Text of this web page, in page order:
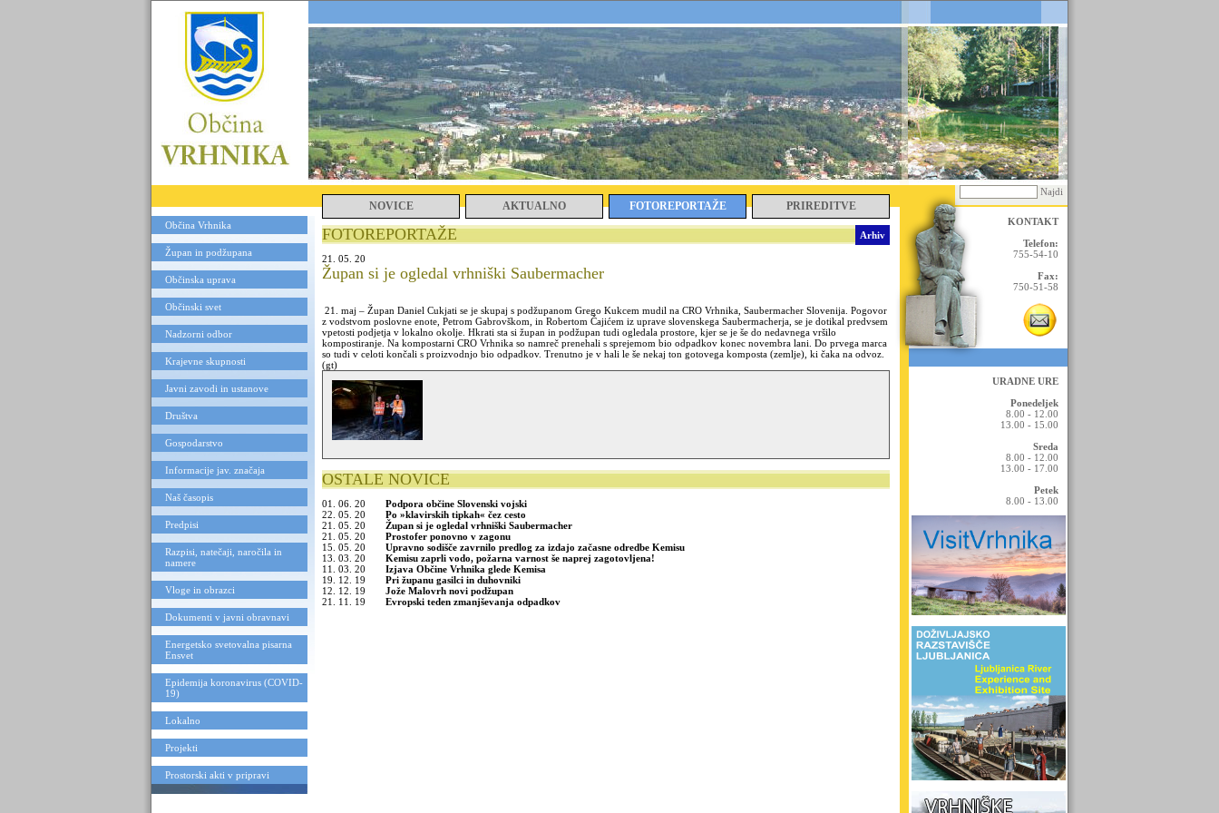
Najdi
NOVICE AKTUALNO FOTOREPORTAŽE PRIREDITVE
Občina Vrhnika
Župan in podžupana
Občinska uprava
Občinski svet
Nadzorni odbor
Krajevne skupnosti
Javni zavodi in ustanove
Društva
Gospodarstvo
Informacije jav. značaja
Naš časopis
Predpisi
Razpisi, natečaji, naročila in
namere
Vloge in obrazci
Dokumenti v javni obravnavi
Energetsko svetovalna pisarna
Ensvet
Epidemija koronavirus (COVID-
19)
Lokalno
Projekti
Prostorski akti v pripravi
Arhiv
FOTOREPORTAŽE
21. 05. 20
Župan si je ogledal vrhniški Saubermacher
21. maj – Župan Daniel Cukjati se je skupaj s podžupanom Grego Kukcem mudil na CRO Vrhnika, Saubermacher Slovenija. Pogovor
z vodstvom poslovne enote, Petrom Gabrovškom, in Robertom Čajićem iz uprave slovenskega Saubermacherja, se je dotikal predvsem
vpetosti podjetja v lokalno okolje. Hkrati sta si župan in podžupan tudi ogledala prostore, kjer se je še do nedavnega vršilo
kompostiranje. Na kompostarni CRO Vrhnika so namreč prenehali s sprejemom bio odpadkov konec novembra lani. Do prvega marca
so tudi v celoti končali s proizvodnjo bio odpadkov. Trenutno je v hali le še nekaj ton gotovega komposta (zemlje), ki čaka na odvoz.
(gt)
OSTALE NOVICE
01. 06. 20
Podpora občine Slovenski vojski
22. 05. 20
Po »klavirskih tipkah« čez cesto
21. 05. 20
Župan si je ogledal vrhniški Saubermacher
21. 05. 20
Prostofer ponovno v zagonu
15. 05. 20
Upravno sodišče zavrnilo predlog za izdajo začasne odredbe Kemisu
13. 03. 20
Kemisu zaprli vodo, požarna varnost še naprej zagotovljena!
11. 03. 20
Izjava Občine Vrhnika glede Kemisa
19. 12. 19
Pri županu gasilci in duhovniki
12. 12. 19
Jože Malovrh novi podžupan
21. 11. 19
Evropski teden zmanjševanja odpadkov
KONTAKT
Telefon:
755-54-10
Fax:
750-51-58
URADNE URE
Ponedeljek
8.00 - 12.00
13.00 - 15.00
Sreda
8.00 - 12.00
13.00 - 17.00
Petek
8.00 - 13.00